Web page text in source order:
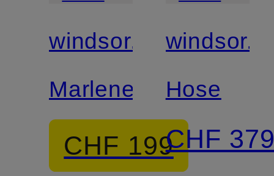
windsor.
Marlenehose
CHF 199
windsor.
Hose
CHF